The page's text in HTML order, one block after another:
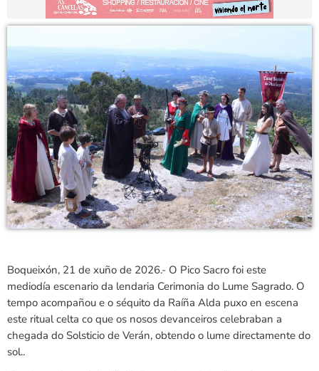
Boqueixón, 21 de xuño de 2026.- O Pico Sacro foi este
mediodía escenario da lendaria Cerimonia do Lume Sagrado. O
tempo acompañou e o séquito da Raíña Alda puxo en escena
este ritual celta co que os nosos devanceiros celebraban a
chegada do Solsticio de Verán, obtendo o lume directamente do
sol..